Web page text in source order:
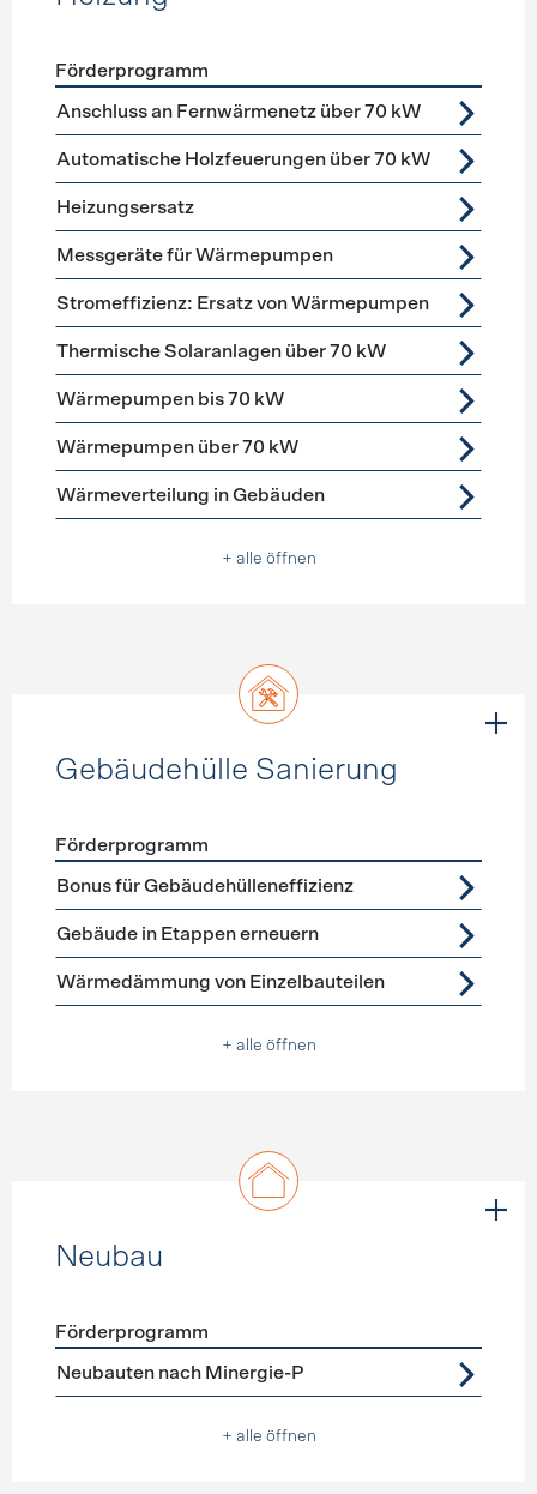
Förderprogramme Heizung
Förderprogramm
Anschluss an Fernwärmenetz über 70 kW
Automatische Holzfeuerungen über 70 kW
Heizungsersatz
Messgeräte für Wärmepumpen
Stromeffizienz: Ersatz von Wärmepumpen
Thermische Solaranlagen über 70 kW
Wärmepumpen bis 70 kW
Wärmepumpen über 70 kW
Wärmeverteilung in Gebäuden
+ alle öffnen
Gebäudehülle Sanierung
Förderprogramme Gebäudehülle Sanierung
Förderprogramm
Bonus für Gebäudehülleneffizienz
Gebäude in Etappen erneuern
Wärmedämmung von Einzelbauteilen
+ alle öffnen
Neubau
Förderprogramme Neubau
Förderprogramm
Neubauten nach Minergie-P
+ alle öffnen